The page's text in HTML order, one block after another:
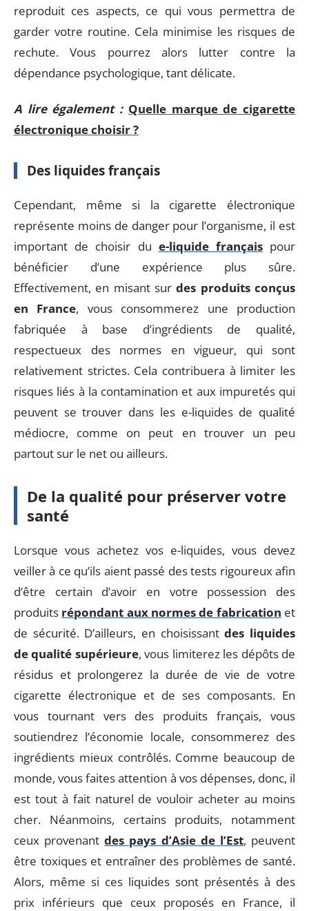
reproduit ces aspects, ce qui vous permettra de
garder votre routine. Cela minimise les risques de
rechute. Vous pourrez alors lutter contre la
dépendance psychologique, tant délicate.
A lire également : Quelle marque de cigarette
électronique choisir ?
Des liquides français
Cependant, même si la cigarette électronique
représente moins de danger pour l’organisme, il est
important de choisir du e-liquide françaispour
bénéficier d’une expérience plus sûre.
Effectivement, en misant surdes produits conçus
en France, vous consommerez une production
fabriquée à base d’ingrédients de qualité,
respectueux des normes en vigueur, qui sont
relativement strictes. Cela contribuera à limiter les
risques liés à la contamination et aux impuretés qui
peuvent se trouver dans les e-liquides de qualité
médiocre, comme on peut en trouver un peu
partout sur le net ou ailleurs.
De la qualité pour préserver votre
santé
Lorsque vous achetez vos e-liquides, vous devez
veiller à ce qu’ils aient passé des tests rigoureux afin
d’être certain d’avoir en votre possession des
produits répondant aux normes de fabrication et
de sécurité. D’ailleurs, en choisissantdes liquides
de qualité supérieure, vous limiterez les dépôts de
résidus et prolongerez la durée de vie de votre
cigarette électronique et de ses composants. En
vous tournant vers des produits français, vous
soutiendrez l’économie locale, consommerez des
ingrédients mieux contrôlés. Comme beaucoup de
monde, vous faites attention à vos dépenses, donc, il
est tout à fait naturel de vouloir acheter au moins
cher. Néanmoins, certains produits, notamment
ceux provenantdes pays d’Asie de l’Est, peuvent
être toxiques et entraîner des problèmes de santé.
Alors, même si ces liquides sont présentés à des
prix inférieurs que ceux proposés en France, il